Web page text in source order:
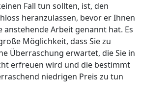
Fall tun sollten, ist, den
heranzulassen, bevor er Ihnen
anstehende Arbeit genannt hat. Es
Möglichkeit, dass Sie zu
Überraschung erwartet, die Sie in
erfreuen wird und die bestimmt
niedrigen Preis zu tun